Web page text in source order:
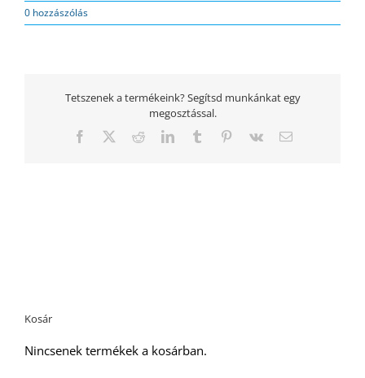
0 hozzászólás
Tetszenek a termékeink? Segítsd munkánkat egy
megosztással.
Facebook
TwitterRedditLinkedInTumblr Pinterest
Vk Email:
Kosár
Nincsenek termékek a kosárban.